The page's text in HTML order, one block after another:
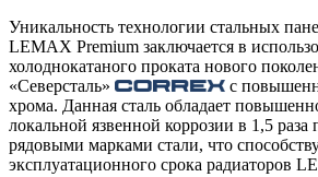
Уникальность технологии стальных
LEMAX Premium заключается в
холоднокатаного проката нового
«Северсталь»
с
хрома. Данная сталь обладает
локальной язвенной коррозии в 1,5
рядовыми марками стали, что
эксплуатационного срока радиаторов